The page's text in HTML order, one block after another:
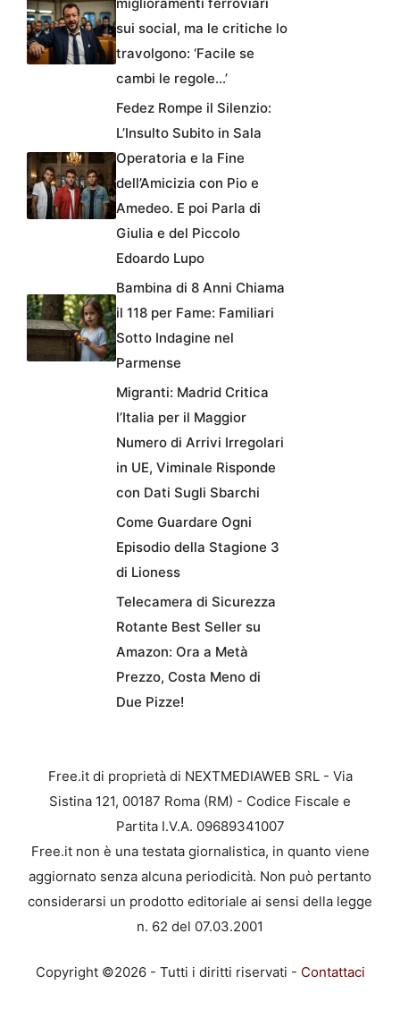
sui social, ma le critiche lo
travolgono: ‘Facile se
cambi le regole…’
Fedez Rompe il Silenzio:
L’Insulto Subito in Sala
Operatoria e la Fine
dell’Amicizia con Pio e
Amedeo. E poi Parla di
Giulia e del Piccolo
Edoardo Lupo
Bambina di 8 Anni Chiama
il 118 per Fame: Familiari
Sotto Indagine nel
Parmense
Migranti: Madrid Critica
l’Italia per il Maggior
Numero di Arrivi Irregolari
in UE, Viminale Risponde
con Dati Sugli Sbarchi
Come Guardare Ogni
Episodio della Stagione 3
di Lioness
Telecamera di Sicurezza
Rotante Best Seller su
Amazon: Ora a Metà
Prezzo, Costa Meno di
Due Pizze!
Free.it di proprietà di NEXTMEDIAWEB SRL - Via
Sistina 121, 00187 Roma (RM) - Codice Fiscale e
Partita I.V.A. 09689341007
Free.it non è una testata giornalistica, in quanto viene
aggiornato senza alcuna periodicità. Non può pertanto
considerarsi un prodotto editoriale ai sensi della legge
n. 62 del 07.03.2001
Copyright ©2026 - Tutti i diritti riservati - Contattaci